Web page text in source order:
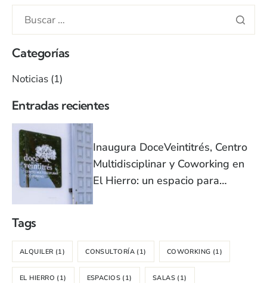
Categorías
Noticias (1)
Entradas recientes
Inaugura DoceVeintitrés, Centro
Multidisciplinar y Coworking en
El Hierro: un espacio para
Tags
ALQUILER (1) CONSULTORÍA (1) COWORKING (1)
EL HIERRO (1) ESPACIOS (1) SALAS (1)